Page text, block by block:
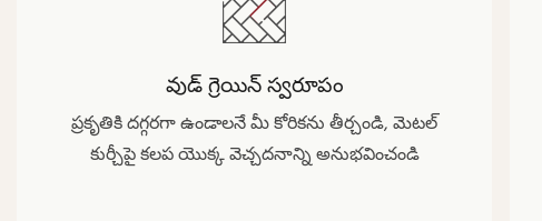
వుడ్ గ్రెయిన్ స్వరూపం
ప్రకృతికి దగ్గరగా ఉండాలనే మీ కోరికను తీర్చండి, మెటల్
కుర్చీపై కలప యొక్క వెచ్చదనాన్ని అనుభవించండి